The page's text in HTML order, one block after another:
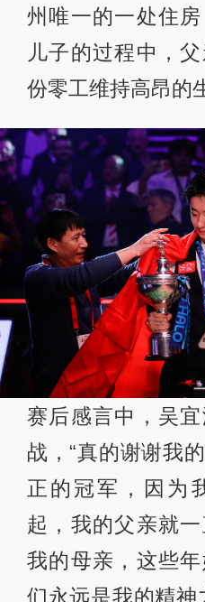
州唯一的一处住
儿子的过程中，
份零工维持高昂的
赛后感言中，吴
战，“真的谢谢我
正的冠军，因为
起，我的父亲就
我的母亲，这些
们永远是我的精神